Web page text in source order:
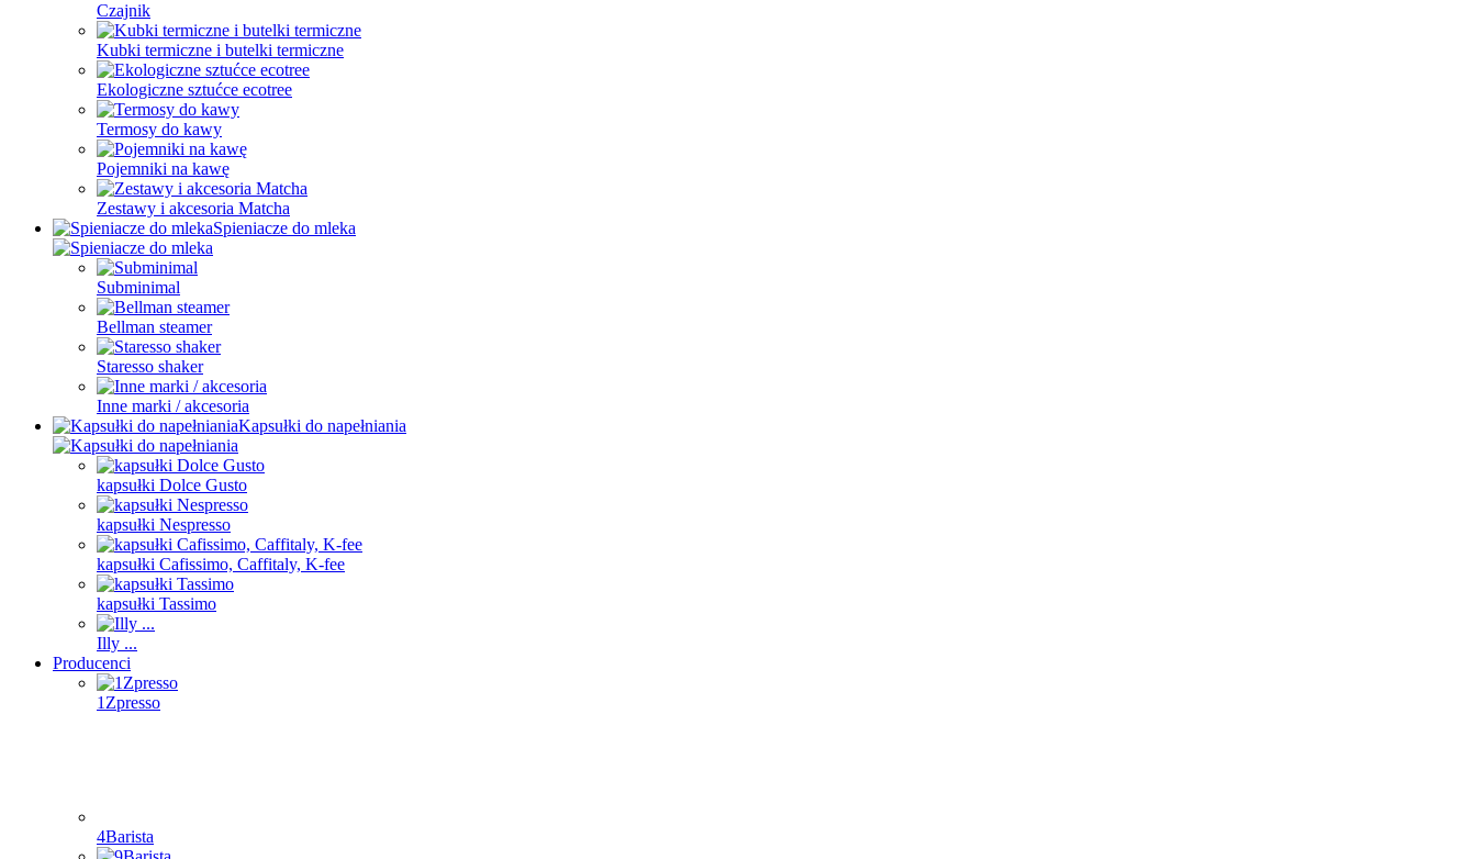
Czajnik
Kubki termiczne i butelki termiczne
Ekologiczne sztućce ecotree
Termosy do kawy
Pojemniki na kawę
Zestawy i akcesoria Matcha
Spieniacze do mleka
Subminimal
Bellman steamer
Staresso shaker
Inne marki / akcesoria
Kapsułki do napełniania
kapsułki Dolce Gusto
kapsułki Nespresso
kapsułki Cafissimo, Caffitaly, K-fee
kapsułki Tassimo
Illy ...
Producenci
1Zpresso
4Barista